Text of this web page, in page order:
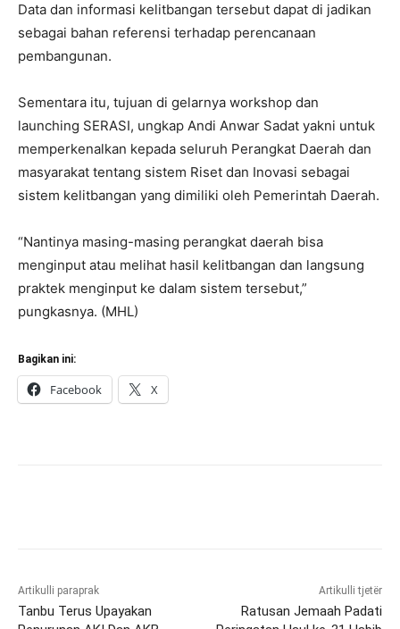
Data dan informasi kelitbangan tersebut dapat di jadikan
sebagai bahan referensi terhadap perencanaan
pembangunan.
Sementara itu, tujuan di gelarnya workshop dan
launching SERASI, ungkap Andi Anwar Sadat yakni untuk
memperkenalkan kepada seluruh Perangkat Daerah dan
masyarakat tentang sistem Riset dan Inovasi sebagai
sistem kelitbangan yang dimiliki oleh Pemerintah Daerah.
“Nantinya masing-masing perangkat daerah bisa
menginput atau melihat hasil kelitbangan dan langsung
praktek menginput ke dalam sistem tersebut,”
pungkasnya. (MHL)
Bagikan ini:
Facebook X
Artikulli paraprak
Tanbu Terus Upayakan
Artikulli tjetër
Ratusan Jemaah Padati